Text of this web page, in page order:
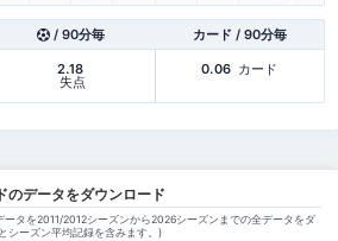
/ 90分毎 カード / 90分毎
2.18
失点
0.06 カード
のデータをダウンロード
タを2011/2012シーズンから2026シーズンまでの全データをダ
シーズン平均記録を含みます。)